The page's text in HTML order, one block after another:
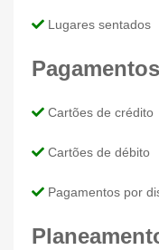
Lugares sentados
Cartões de crédito
Cartões de débito
Pagamentos por